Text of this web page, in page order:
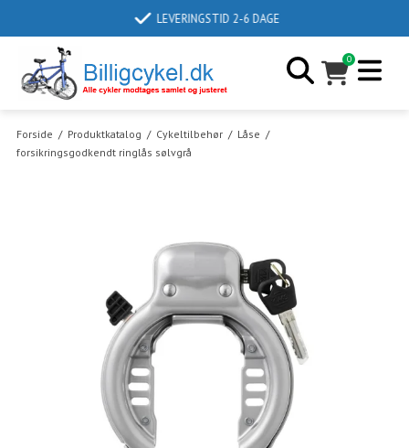
LEVERINGSTID 2-6 DAGE
0
Forside / Produktkatalog / Cykeltilbehør / Låse /
forsikringsgodkendt ringlås sølvgrå